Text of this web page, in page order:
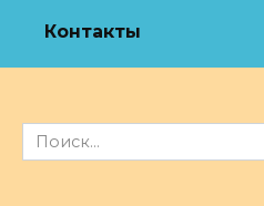
Контакты
Search
for: